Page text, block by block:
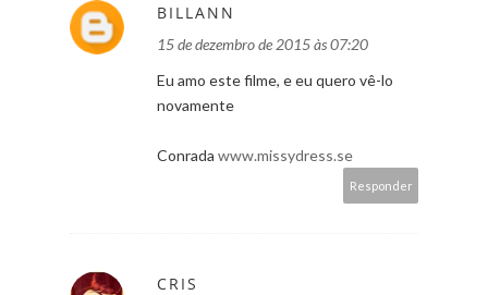
BILLANN
15 de dezembro de 2015 às 07:20
Eu amo este filme, e eu quero vê-lo
novamente
Conrada www.missydress.se
Responder
CRIS